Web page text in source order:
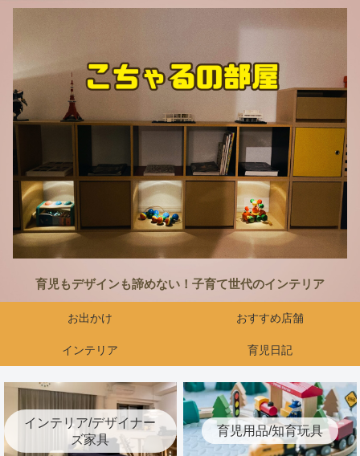
育児もデザインも諦めない！子育て世代のインテリア
お出かけ おすすめ店舗
インテリア 育児日記
インテリア/デザイナー
ズ家具
育児用品/知育玩具